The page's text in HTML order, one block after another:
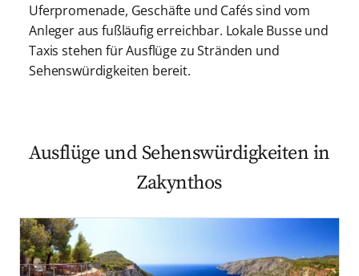
Uferpromenade, Geschäfte und Cafés sind vom
Anleger aus fußläufig erreichbar. Lokale Busse und
Taxis stehen für Ausflüge zu Stränden und
Sehenswürdigkeiten bereit.
Ausflüge und Sehenswürdigkeiten in
Zakynthos